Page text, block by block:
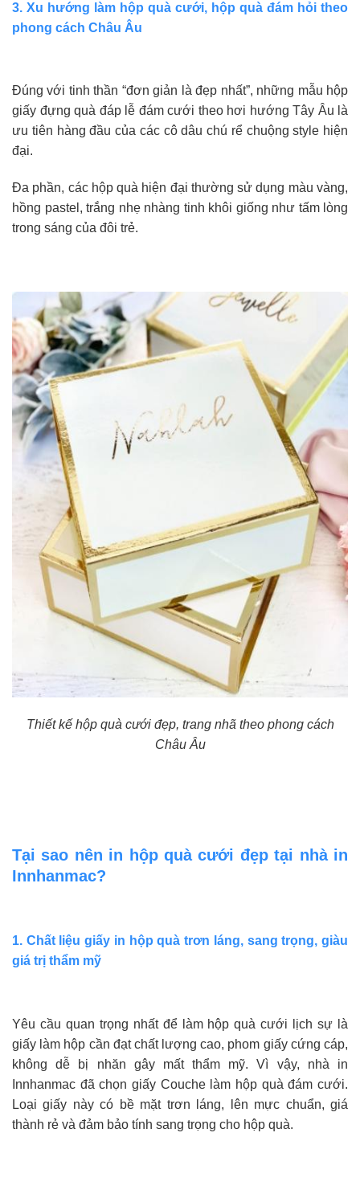
3. Xu hướng làm hộp quà cưới, hộp quà đám hỏi theo
phong cách Châu Âu
Đúng với tinh thần “đơn giản là đẹp nhất”, những mẫu hộp
giấy đựng quà đáp lễ đám cưới theo hơi hướng Tây Âu là
ưu tiên hàng đầu của các cô dâu chú rể chuộng style hiện
đại.
Đa phần, các hộp quà hiện đại thường sử dụng màu vàng,
hồng pastel, trắng nhẹ nhàng tinh khôi giống như tấm lòng
trong sáng của đôi trẻ.
Thiết kế hộp quà cưới đẹp, trang nhã theo phong cách
Châu Âu
Tại sao nên in hộp quà cưới đẹp tại nhà in
Innhanmac?
1. Chất liệu giấy in hộp quà trơn láng, sang trọng, giàu
giá trị thẩm mỹ
Yêu cầu quan trọng nhất để làm hộp quà cưới lịch sự là
giấy làm hộp cần đạt chất lượng cao, phom giấy cứng cáp,
không dễ bị nhăn gây mất thẩm mỹ. Vì vậy, nhà in
Innhanmac đã chọn giấy Couche làm hộp quà đám cưới.
Loại giấy này có bề mặt trơn láng, lên mực chuẩn, giá
thành rẻ và đảm bảo tính sang trọng cho hộp quà.